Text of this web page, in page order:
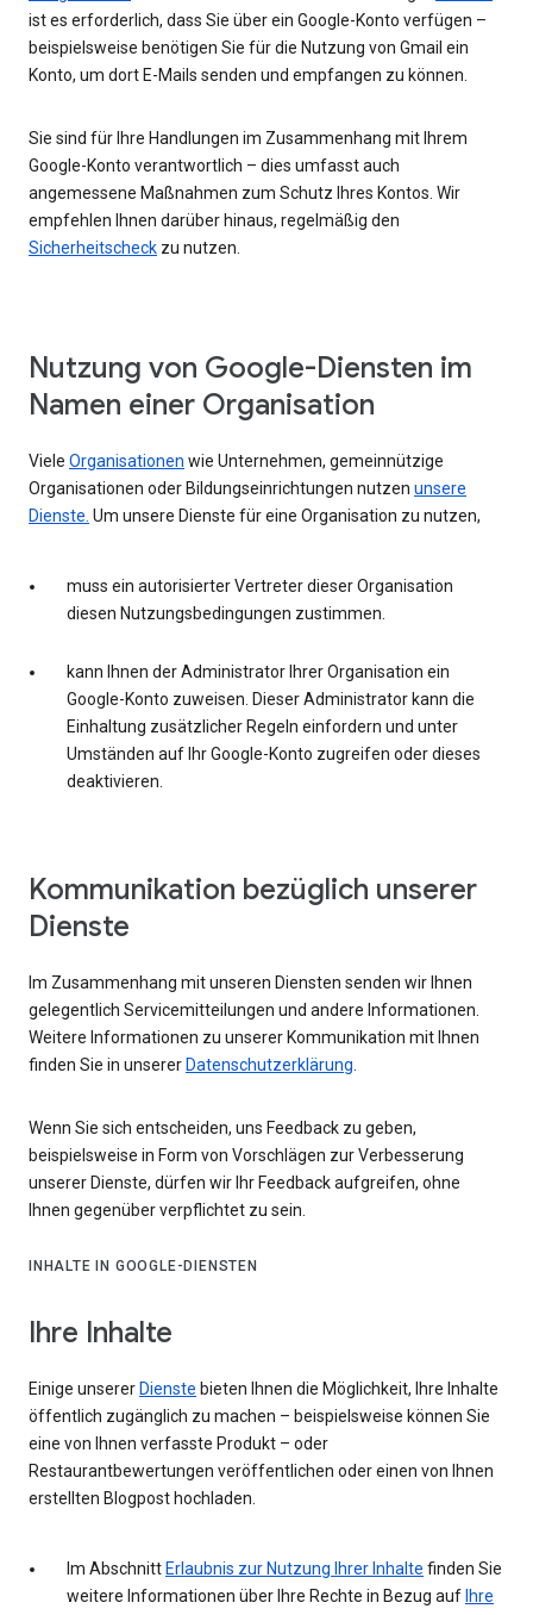
ist es erforderlich, dass Sie über ein Google-Konto verfügen –
beispielsweise benötigen Sie für die Nutzung von Gmail ein
Konto, um dort E-Mails senden und empfangen zu können.
Sie sind für Ihre Handlungen im Zusammenhang mit Ihrem
Google-Konto verantwortlich – dies umfasst auch
angemessene Maßnahmen zum Schutz Ihres Kontos. Wir
empfehlen Ihnen darüber hinaus, regelmäßig den
Sicherheitscheck zu nutzen.
Nutzung von Google-Diensten im
Namen einer Organisation
Viele Organisationen wie Unternehmen, gemeinnützige
Organisationen oder Bildungseinrichtungen nutzen unsere
Dienste. Um unsere Dienste für eine Organisation zu nutzen,
muss ein autorisierter Vertreter dieser Organisation
diesen Nutzungsbedingungen zustimmen.
kann Ihnen der Administrator Ihrer Organisation ein
Google-Konto zuweisen. Dieser Administrator kann die
Einhaltung zusätzlicher Regeln einfordern und unter
Umständen auf Ihr Google-Konto zugreifen oder dieses
deaktivieren.
Kommunikation bezüglich unserer
Dienste
Im Zusammenhang mit unseren Diensten senden wir Ihnen
gelegentlich Servicemitteilungen und andere Informationen.
Weitere Informationen zu unserer Kommunikation mit Ihnen
finden Sie in unserer Datenschutzerklärung
Wenn Sie sich entscheiden, uns Feedback zu geben,
beispielsweise in Form von Vorschlägen zur Verbesserung
unserer Dienste, dürfen wir Ihr Feedback aufgreifen, ohne
Ihnen gegenüber verpflichtet zu sein.
INHALTE IN GOOGLE-DIENSTEN
Ihre Inhalte
Einige unserer Dienste bieten Ihnen die Möglichkeit, Ihre Inhalte
öffentlich zugänglich zu machen – beispielsweise können Sie
eine von Ihnen verfasste Produkt – oder
Restaurantbewertungen veröffentlichen oder einen von Ihnen
erstellten Blogpost hochladen.
Im Abschnitt Erlaubnis zur Nutzung Ihrer Inhalte finden Sie
weitere Informationen über Ihre Rechte in Bezug auf Ihre